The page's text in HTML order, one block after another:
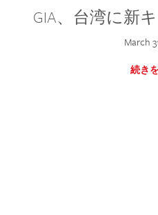
GIA、台湾に新
March
続き